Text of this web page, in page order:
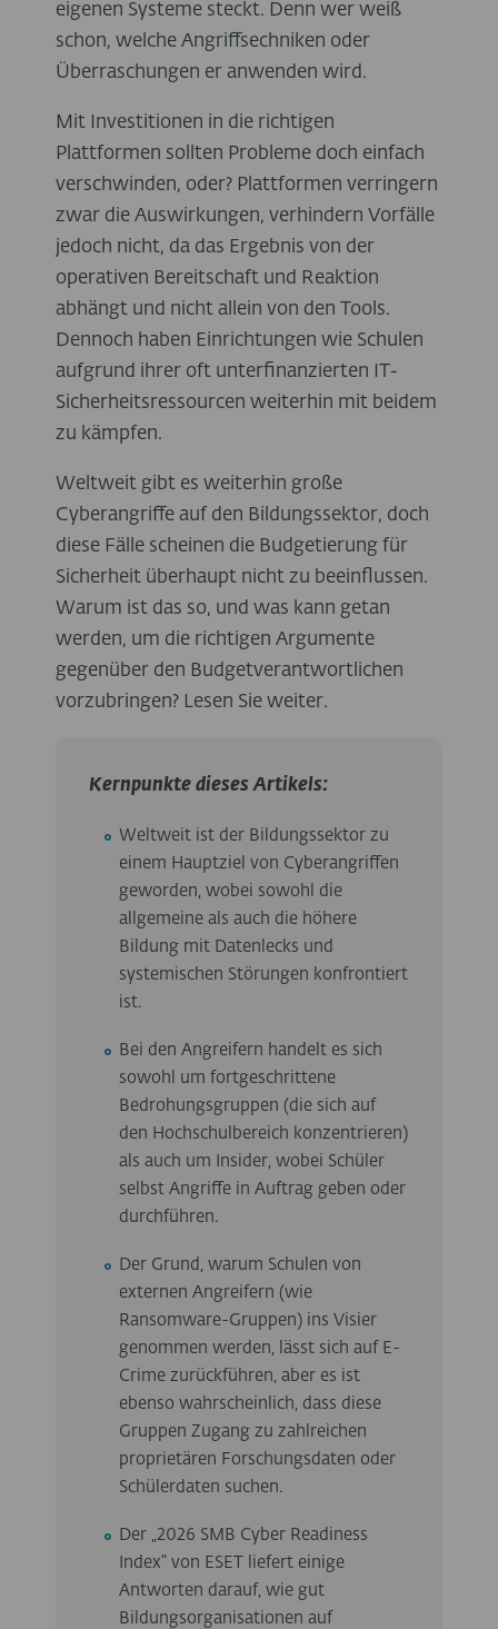
eigenen Systeme steckt. Denn wer weiß
schon, welche Angriffsechniken oder
Überraschungen er anwenden wird.
Mit Investitionen in die richtigen
Plattformen sollten Probleme doch einfach
verschwinden, oder? Plattformen verringern
zwar die Auswirkungen, verhindern Vorfälle
jedoch nicht, da das Ergebnis von der
operativen Bereitschaft und Reaktion
abhängt und nicht allein von den Tools.
Dennoch haben Einrichtungen wie Schulen
aufgrund ihrer oft unterfinanzierten IT-
Sicherheitsressourcen weiterhin mit beidem
zu kämpfen.
Weltweit gibt es weiterhin große
Cyberangriffe auf den Bildungssektor, doch
diese Fälle scheinen die Budgetierung für
Sicherheit überhaupt nicht zu beeinflussen.
Warum ist das so, und was kann getan
werden, um die richtigen Argumente
gegenüber den Budgetverantwortlichen
vorzubringen? Lesen Sie weiter.
Kernpunkte dieses Artikels:
Weltweit ist der Bildungssektor zu
einem Hauptziel von Cyberangriffen
geworden, wobei sowohl die
allgemeine als auch die höhere
Bildung mit Datenlecks und
systemischen Störungen konfrontiert
ist.
Bei den Angreifern handelt es sich
sowohl um fortgeschrittene
Bedrohungsgruppen (die sich auf
den Hochschulbereich konzentrieren)
als auch um Insider, wobei Schüler
selbst Angriffe in Auftrag geben oder
durchführen.
Der Grund, warum Schulen von
externen Angreifern (wie
Ransomware-Gruppen) ins Visier
genommen werden, lässt sich auf E-
Crime zurückführen, aber es ist
ebenso wahrscheinlich, dass diese
Gruppen Zugang zu zahlreichen
proprietären Forschungsdaten oder
Schülerdaten suchen.
Der „2026 SMB Cyber Readiness
Index“ von ESET liefert einige
Antworten darauf, wie gut
Bildungsorganisationen auf